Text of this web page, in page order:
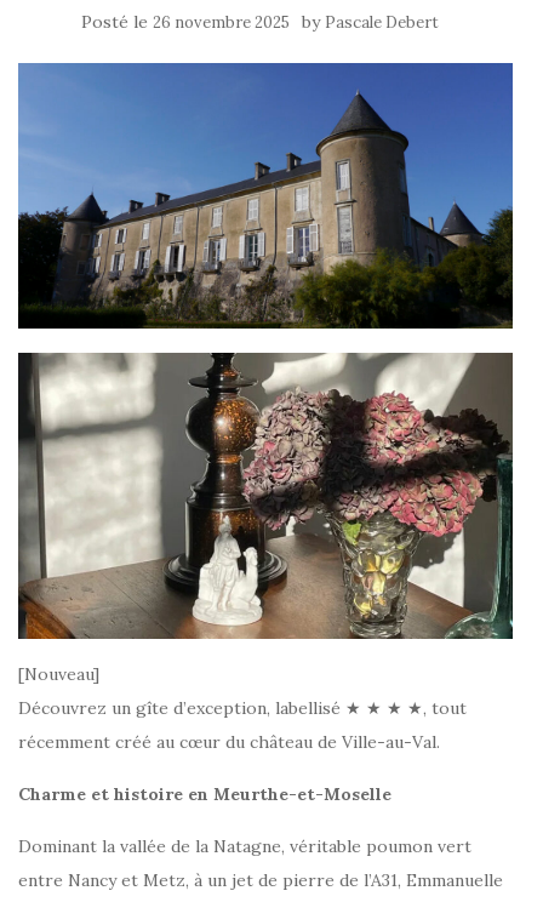
Posté le 26 novembre 2025 by Pascale Debert
[Nouveau]
Découvrez un gîte d’exception, labellisé ★ ★ ★ ★, tout
récemment créé au cœur du château de Ville-au-Val.
Charme et histoire en Meurthe-et-Moselle
Dominant la vallée de la Natagne, véritable poumon vert
entre Nancy et Metz, à un jet de pierre de l’A31, Emmanuelle